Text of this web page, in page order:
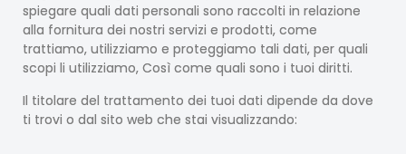
spiegare quali dati personali sono raccolti in relazione
alla fornitura dei nostri servizi e prodotti, come
trattiamo, utilizziamo e proteggiamo tali dati, per quali
scopi li utilizziamo, Così come quali sono i tuoi diritti.
Il titolare del trattamento dei tuoi dati dipende da dove
ti trovi o dal sito web che stai visualizzando: